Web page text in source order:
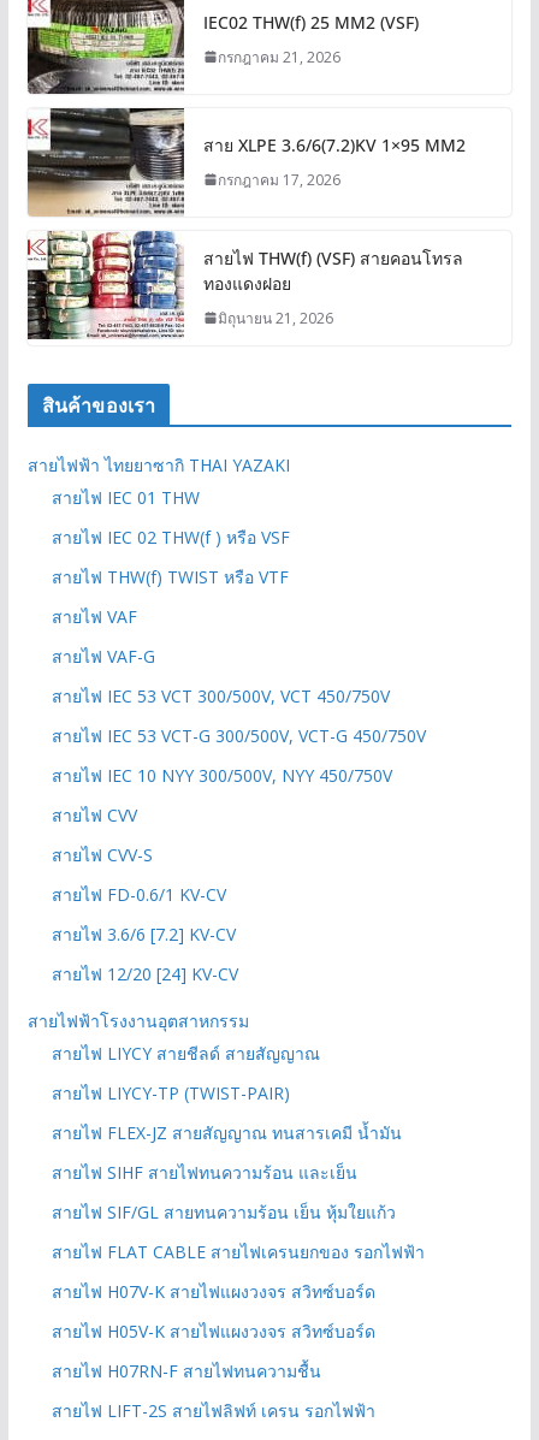
IEC02 THW(f) 25 MM2 (VSF)
กรกฎาคม 21, 2026
สาย XLPE 3.6/6(7.2)KV 1×95 MM2
กรกฎาคม 17, 2026
สายไฟ THW(f) (VSF) สายคอนโทรล
ทองแดงฝอย
มิถุนายน 21, 2026
สินค้าของเรา
สายไฟฟ้า ไทยยาซากิ THAI YAZAKI
สายไฟ IEC 01 THW
สายไฟ IEC 02 THW(f ) หรือ VSF
สายไฟ THW(f) TWIST หรือ VTF
สายไฟ VAF
สายไฟ VAF-G
สายไฟ IEC 53 VCT 300/500V, VCT 450/750V
สายไฟ IEC 53 VCT-G 300/500V, VCT-G 450/750V
สายไฟ IEC 10 NYY 300/500V, NYY 450/750V
สายไฟ CVV
สายไฟ CVV-S
สายไฟ FD-0.6/1 KV-CV
สายไฟ 3.6/6 [7.2] KV-CV
สายไฟ 12/20 [24] KV-CV
สายไฟฟ้าโรงงานอุตสาหกรรม
สายไฟ LIYCY สายชีลด์ สายสัญญาณ
สายไฟ LIYCY-TP (TWIST-PAIR)
สายไฟ FLEX-JZ สายสัญญาณ ทนสารเคมี น้ำมัน
สายไฟ SIHF สายไฟทนความร้อน และเย็น
สายไฟ SIF/GL สายทนความร้อน เย็น หุ้มใยแก้ว
สายไฟ FLAT CABLE สายไฟเครนยกของ รอกไฟฟ้า
สายไฟ H07V-K สายไฟแผงวงจร สวิทซ์บอร์ด
สายไฟ H05V-K สายไฟแผงวงจร สวิทซ์บอร์ด
สายไฟ H07RN-F สายไฟทนความชื้น
สายไฟ LIFT-2S สายไฟลิฟท์ เครน รอกไฟฟ้า